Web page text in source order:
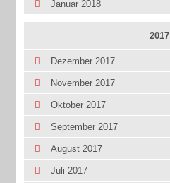
Januar 2018
2017
Dezember 2017
November 2017
Oktober 2017
September 2017
August 2017
Juli 2017